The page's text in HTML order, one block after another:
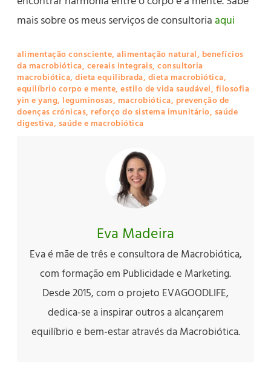
mais sobre os meus serviços de consultoriaaqui
alimentação consciente, alimentação natural, benefícios
da macrobiótica, cereais integrais, consultoria
macrobiótica, dieta equilibrada, dieta macrobiótica,
equilíbrio corpo e mente, estilo de vida saudável, filosofia
yin e yang, leguminosas, macrobiótica, prevenção de
doenças crónicas, reforço do sistema imunitário, saúde
digestiva, saúde e macrobiótica
Eva Madeira
Eva é mãe de três e consultora de Macrobiótica,
com formação em Publicidade e Marketing.
Desde 2015, com o projeto EVAGOODLIFE,
dedica-se a inspirar outros a alcançarem
equilíbrio e bem-estar através da Macrobiótica.